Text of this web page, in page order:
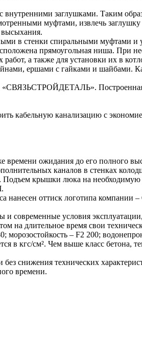
заглушками. Таким
муфтами, извлечь
высыхания.
в стенки спиральными муфтами
прямоугольная ниша. При
а также для установки их в
ершами с гайками и шайбами.
«СВЯЗЬСТРОЙДЕТАЛЬ».
кабельную канализацию с
времени ожидания до его полного
каналов в стенках
Подъем крышки люка на необходимую
нанесен оттиск логотипа компании
условия эксплуатации,
длительное время свои
морозостойкость – F2 200;
в кгс/см². Чем выше класс бетона,
снижения технических
времени.